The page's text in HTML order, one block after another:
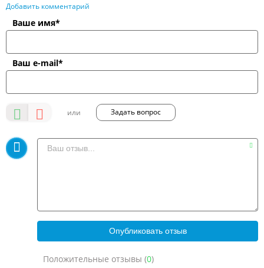
Добавить комментарий
Ваше имя*
Ваш e-mail*
Задать вопрос
Положительные отзывы (0)